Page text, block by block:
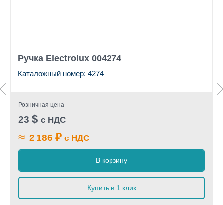
Ручка Electrolux 004274
Каталожный номер: 4274
Розничная цена
23 $ с НДС
≈ 2 186 ₽ с НДС
В корзину
Купить в 1 клик